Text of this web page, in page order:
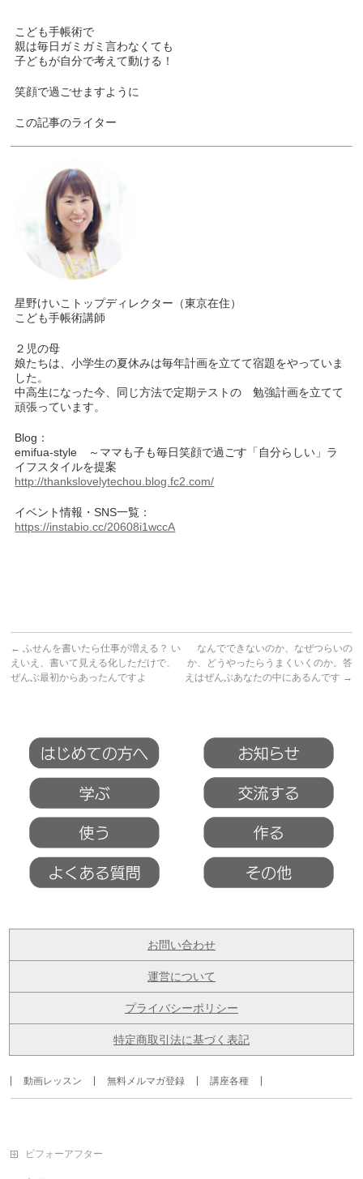
こども手帳術で
親は毎日ガミガミ言わなくても
子どもが自分で考えて動ける！
笑顔で過ごせますように
この記事のライター
星野けいこトップディレクター（東京在住）
こども手帳術講師
２児の母
娘たちは、小学生の夏休みは毎年計画を立てて宿題をやっていま
した。
中高生になった今、同じ方法で定期テストの 勉強計画を立てて
頑張っています。
Blog：
emifua-style ～ママも子も毎日笑顔で過ごす「自分らしい」ラ
イフスタイルを提案
http://thankslovelytechou.blog.fc2.com/
イベント情報・SNS一覧：
https://instabio.cc/20608i1wccA
← ふせんを書いたら仕事が増える？ い
えいえ、書いて見える化しただけで、
ぜんぶ最初からあったんですよ
なんでできないのか、なぜつらいの
か、どうやったらうまくいくのか。答
えはぜんぶあなたの中にあるんです →
お問い合わせ
運営について
プライバシーポリシー
特定商取引法に基づく表記
動画レッスン 無料メルマガ登録 講座各種
ビフォーアフター